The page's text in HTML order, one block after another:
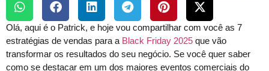
Olá, aqui é o Patrick, e hoje vou compartilhar com você as 7
estratégias de vendas para a Black Friday 2025 que vão
transformar os resultados do seu negócio. Se você quer saber
como se destacar em um dos maiores eventos comerciais do